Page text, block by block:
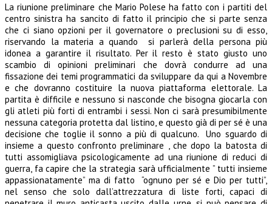
La riunione preliminare che Mario Polese ha fatto con i partiti del
centro sinistra ha sancito di fatto il principio che si parte senza
che ci siano opzioni per il governatore o preclusioni su di esso,
riservando la materia a quando si parlerà della persona più
idonea a garantire il risultato. Per il resto è stato giusto uno
scambio di opinioni preliminari che dovrà condurre ad una
fissazione dei temi programmatici da sviluppare da qui a Novembre
e che dovranno costituire la nuova piattaforma elettorale. La
partita è difficile e nessuno si nasconde che bisogna giocarla con
gli atleti più forti di entrambi i sessi. Non ci sarà presumibilmente
nessuna categoria protetta dal listino, e questo già di per sé è una
decisione che toglie il sonno a più di qualcuno. Uno sguardo di
insieme a questo confronto preliminare , che dopo la batosta di
tutti assomigliava psicologicamente ad una riunione di reduci di
guerra, fa capire che la strategia sarà ufficialmente ” tutti insieme
appassionatamente” ma di fatto “ognuno per sé e Dio per tutti”,
nel senso che solo dall’attrezzatura di liste forti, capaci di